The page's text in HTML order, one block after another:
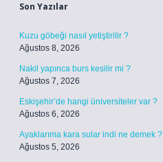
Son Yazılar
Kuzu göbeği nasıl yetiştirilir ?
Ağustos 8, 2026
Nakil yapınca burs kesilir mi ?
Ağustos 7, 2026
Eskişehir’de hangi üniversiteler var ?
Ağustos 6, 2026
Ayaklarıma kara sular indi ne demek ?
Ağustos 5, 2026